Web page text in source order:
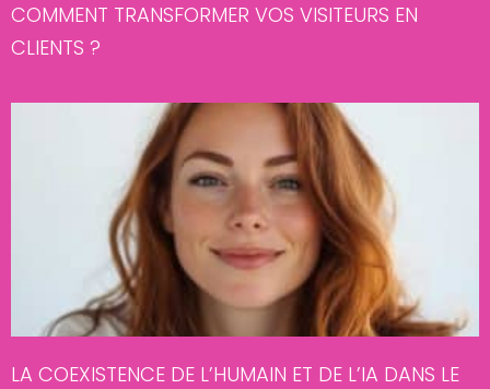
COMMENT TRANSFORMER VOS VISITEURS EN
CLIENTS ?
LA COEXISTENCE DE L’HUMAIN ET DE L’IA DANS LE